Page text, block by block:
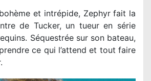
et intrépide, Zephyr fait la
de Tucker, un tueur en série
Séquestrée sur son bateau,
ce qui l’attend et tout faire